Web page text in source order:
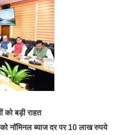
को बड़ी राहत
को नॉमिनल ब्याज दर पर 10 लाख रुपये